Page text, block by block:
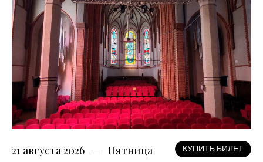
21 августа 2026 Пятница КУПИТЬ БИЛЕТ